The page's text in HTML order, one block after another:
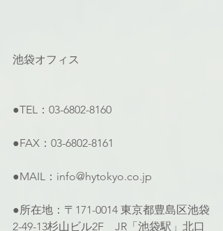
池袋オフィス
●TEL：03-6802-8160
●FAX：03-6802-8161
●MAIL：info@hytokyo.co.jp
●所在地：〒171-0014 東京都豊島区池袋
2-49-13杉山ビル2F　JR「池袋駅」北口